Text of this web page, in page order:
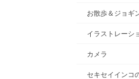
お散歩＆ジョギ
イラストレーシ
カメラ
セキセイインコ